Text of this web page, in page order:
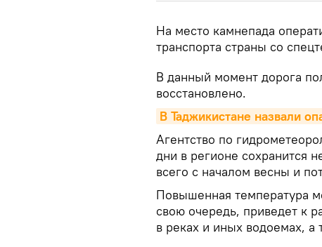
На место камнепада
транспорта страны со
В данный момент дорога
восстановлено.
В Таджикистане назвали
Агентство по
дни в регионе сохранится
всего с началом весны и
Повышенная температура
свою очередь, приведет к
в реках и иных водоемах,